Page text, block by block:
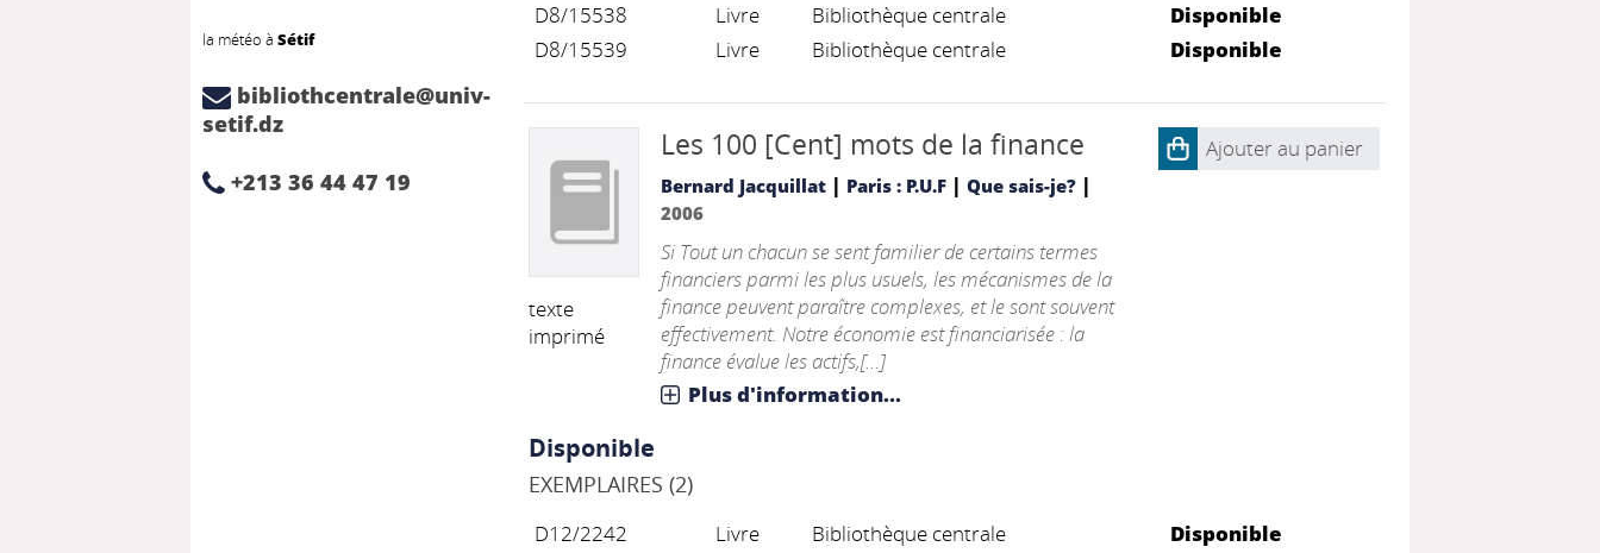
D8/15538 Livre Bibliothèque centrale
Disponible
D8/15539
Livre Bibliothèque centrale Disponible
texte
imprimé
Les 100 [Cent] mots de la finance
Bernard Jacquillat | Paris : P.U.F| Que sais-je?|
2006
Si Tout un chacun se sent familier de certains termes
financiers parmi les plus usuels, les mécanismes de la
finance peuvent paraître complexes, et le sont souvent
effectivement. Notre économie est financiarisée : la
finance évalue les actifs,[...]
Plus d'information...
Ajouter au panier
Disponible
EXEMPLAIRES (2)
D12/2242 Livre Bibliothèque centrale
Disponible
la météo à Sétif
bibliothcentrale@univ-
setif.dz
+213 36 44 47 19